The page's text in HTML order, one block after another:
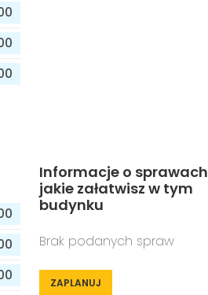
Informacje o sprawach
jakie załatwisz w tym
budynku
Brak podanych spraw
ZAPLANUJ